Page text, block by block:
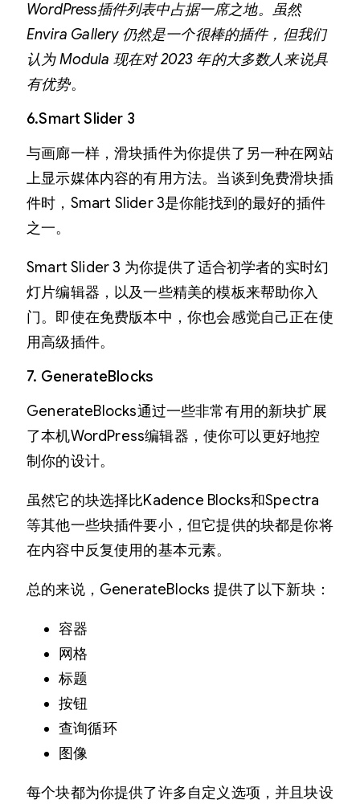
WordPress插件列表中占据一席之地。虽然
Envira Gallery 仍然是一个很棒的插件，但我们
认为 Modula 现在对 2023 年的大多数人来说具
有优势。
6.Smart Slider 3
与画廊一样，滑块插件为你提供了另一种在网站
上显示媒体内容的有用方法。当谈到免费滑块插
件时，Smart Slider 3是你能找到的最好的插件
之一。
Smart Slider 3 为你提供了适合初学者的实时幻
灯片编辑器，以及一些精美的模板来帮助你入
门。即使在免费版本中，你也会感觉自己正在使
用高级插件。
7. GenerateBlocks
GenerateBlocks通过一些非常有用的新块扩展
了本机WordPress编辑器，使你可以更好地控
制你的设计。
虽然它的块选择比Kadence Blocks和Spectra
等其他一些块插件要小，但它提供的块都是你将
在内容中反复使用的基本元素。
总的来说，GenerateBlocks 提供了以下新块：
容器
网格
标题
按钮
查询循环
图像
每个块都为你提供了许多自定义选项，并且块设